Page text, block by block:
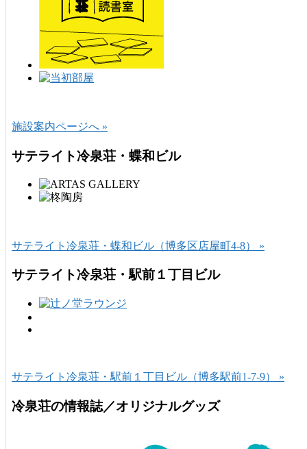
施設案内ページへ »
サテライト冷泉荘・蝶和ビル
サテライト冷泉荘・蝶和ビル（博多区店屋町4-8） »
サテライト冷泉荘・駅前１丁目ビル
サテライト冷泉荘・駅前１丁目ビル（博多駅前1-7-9） »
冷泉荘の情報誌／オリジナルグッズ